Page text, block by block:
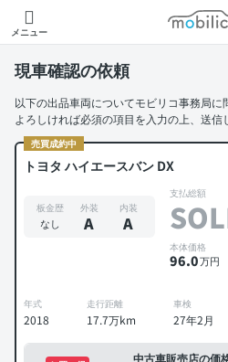
メニュー
モビ
現車確認の依頼
以下の出品車両についてモビリコ事務局に
よろしければ必須の項目を入力の上、送信
売買成約中
トヨタ ハイエースバン DX
板金歴
なし
外装
A
内装
A
支払総額
本体価格
96.0万円
年式
2018
走行距離
17.7万km
車検
27年2月
中古車販売店の価